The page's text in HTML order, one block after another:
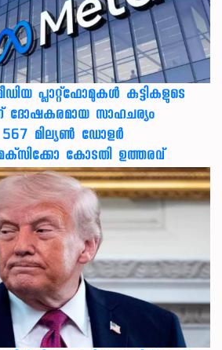
പ്ലാറ്റ്‌ഫോമുകള്‍ കുട്ടികളുടെ
ദോഷകരമായ സാഹചര്യം
567 മില്യണ്‍ ഡോളര്‍
കോടതി ഉത്തരവ്